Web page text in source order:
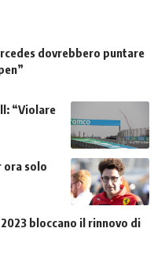
dovrebbero puntare
“Violare
ora solo
bloccano il rinnovo di